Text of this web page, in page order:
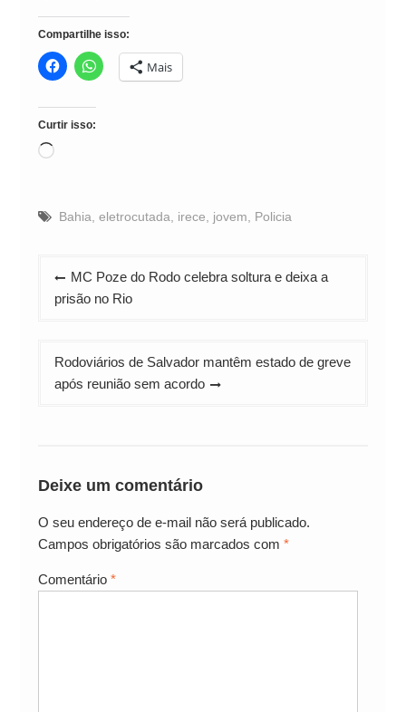
Compartilhe isso:
Mais
Curtir isso:
Carregando...
Bahia eletrocutada irece jovem Policia
Navegação
de
MC Poze do Rodo celebra soltura e deixa a
prisão no Rio
Rodoviários de Salvador mantêm estado de greve
após reunião sem acordo
Deixe um comentário
O seu endereço de e-mail não será publicado.
Campos obrigatórios são marcados com *
Comentário *